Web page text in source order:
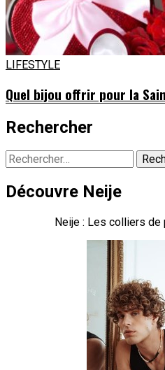
LIFESTYLE
Quel bijou offrir pour la
Rechercher
Rechercher :
Découvre Neije
Neije : Les colliers